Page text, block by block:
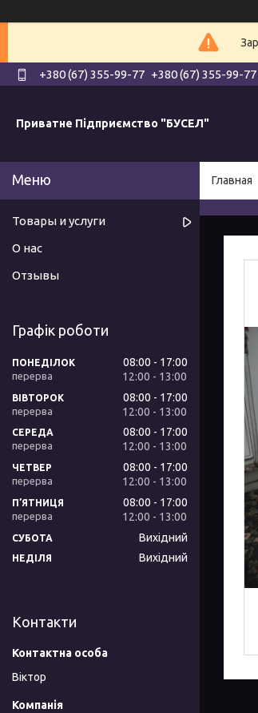
+380 (67) 355-99-77 +380 (67) 355-99-77
Приватне Підприємство "БУСЕЛ"
Главная
Товары и услуги
О нас
Отзывы
Графік роботи
ПОНЕДІЛОК 08:00
17:00
12:00
13:00
ВІВТОРОК 08:00
17:00
12:00
13:00
СЕРЕДА 08:00
17:00
12:00
13:00
ЧЕТВЕР 08:00
17:00
12:00
13:00
ПʼЯТНИЦЯ 08:00
17:00
12:00
13:00
СУБОТА Вихідний
НЕДІЛЯ Вихідний
Контакти
Віктор